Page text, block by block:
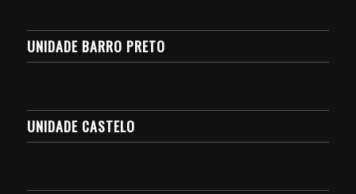
UNIDADE BARRO PRETO
UNIDADE CASTELO